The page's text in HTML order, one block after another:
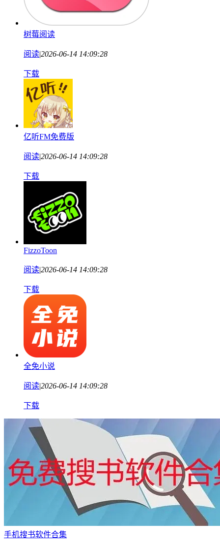
树莓阅读
阅读|2026-06-14 14:09:28
下载
亿听FM免费版
阅读|2026-06-14 14:09:28
下载
FizzoToon
阅读|2026-06-14 14:09:28
下载
全免小说
阅读|2026-06-14 14:09:28
下载
手机搜书软件合集